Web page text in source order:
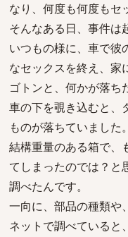
なり、何度も何度もセ
そんなある日、事件は
いつもの様に、車で彼
なセックスを終え、家
ゴトンと、何かが落ち
車の下を覗き込むと、
ものが落ちていました。
結構重量のある箱で、
てしまったのでは？と
調べたんです。
一向に、部品の種類や
ネットで調べていると、